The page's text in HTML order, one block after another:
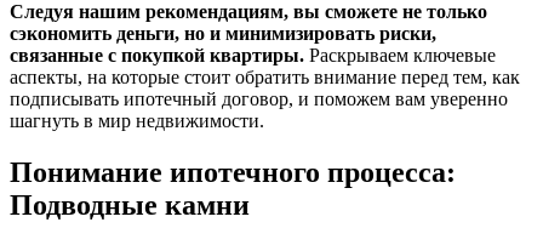
Следуя нашим рекомендациям, вы сможете не только
сэкономить деньги, но и минимизировать риски,
связанные с покупкой квартиры. Раскрываем ключевые
аспекты, на которые стоит обратить внимание перед тем, как
подписывать ипотечный договор, и поможем вам уверенно
шагнуть в мир недвижимости.
Понимание ипотечного процесса:
Подводные камни